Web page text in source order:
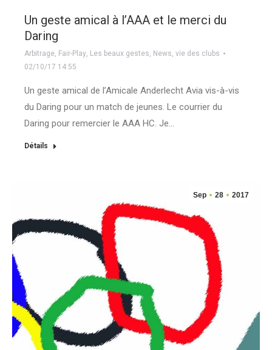
Un geste amical à l’AAA et le merci du
Daring
Arbitrage, Fair-Play, Les beaux gestes, News, vie des clubs
02/10/17 14:55
Un geste amical de l’Amicale Anderlecht Avia vis-à-vis
du Daring pour un match de jeunes. Le courrier du
Daring pour remercier le AAA HC. Je…
Détails
Sep 28 2017